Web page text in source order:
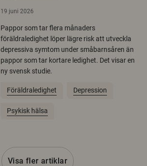
19 juni 2026
Pappor som tar flera månaders
föräldraledighet löper lägre risk att utveckla
depressiva symtom under småbarnsåren än
pappor som tar kortare ledighet. Det visar en
ny svensk studie.
Föräldraledighet Depression
Psykisk hälsa
Visa fler artiklar